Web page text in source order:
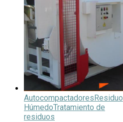
AutocompactadoresResiduo
HúmedoTratamiento de
residuos